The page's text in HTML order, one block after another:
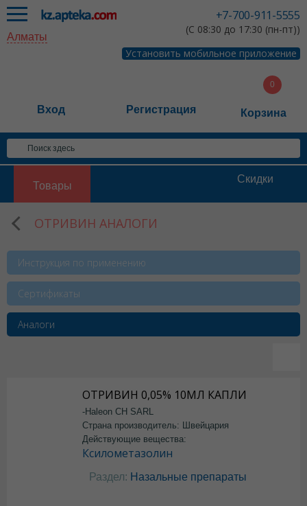
+7-700-911-5555
(С 08:30 до 17:30 (пн-пт))
Установить мобильное приложение
Алматы
Вход Регистрация Корзина
Товары
Скидки
ОТРИВИН АНАЛОГИ
Инструкция по применению
Сертификаты
Аналоги
ОТРИВИН 0,05% 10МЛ КАПЛИ
-Haleon CH SARL
Страна производитель: Швейцария
Действующие вещества:
Ксилометазолин
Раздел: Назальные препараты